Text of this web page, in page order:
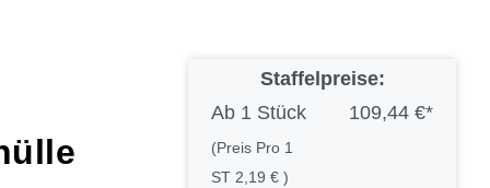
Staffelpreise:
Ab 1 Stück 109,44 €*
(Preis Pro 1
ST 2,19 € )